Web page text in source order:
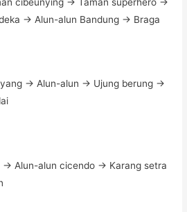
-> Alun-alun Bandung -> Braga
-> Alun-alun -> Ujung berung ->
> Alun-alun cicendo -> Karang setra